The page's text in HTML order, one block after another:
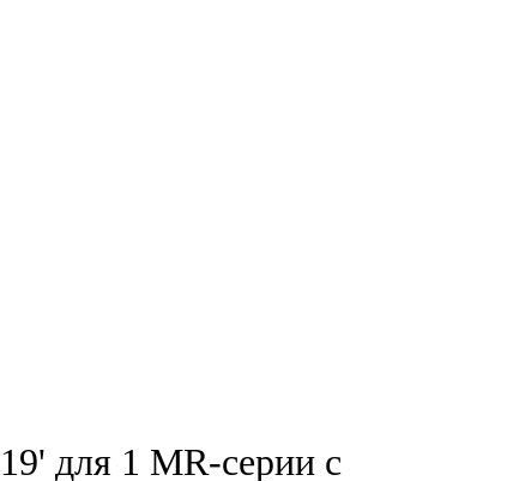
для 1 MR-серии с